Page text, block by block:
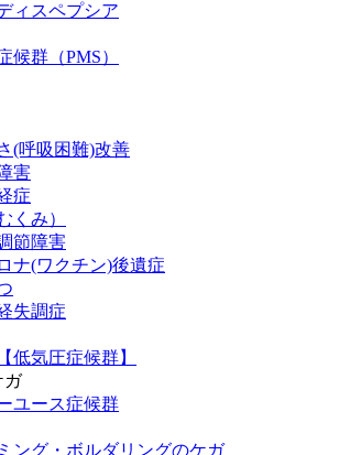
ィスペプシア
候群（PMS）
(呼吸困難)改善
害
症
くみ）
節障害
ナ(ワクチン)後遺症
失調症
低気圧症候群】
ガ
ユース症候群
ング・ボルダリングのケガ